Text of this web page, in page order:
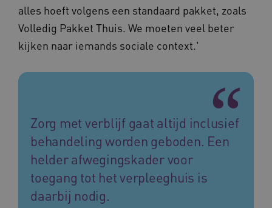
alles hoeft volgens een standaard pakket, zoals
Volledig Pakket Thuis. We moeten veel beter
kijken naar iemands sociale context.'
Zorg met verblijf gaat altijd inclusief
behandeling worden geboden. Een
helder afwegingskader voor
toegang tot het verpleeghuis is
daarbij nodig.
CookieScriptConsent
CookieScript
www.vilans.nl
11
FPLC .vilans.nl